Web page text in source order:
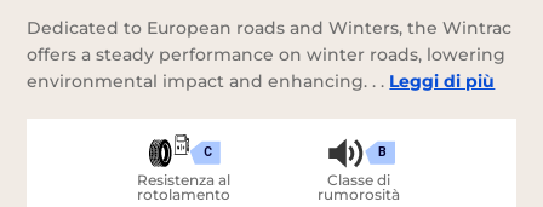
Dedicated to European roads and Winters, the Wintrac
offers a steady performance on winter roads, lowering
environmental impact and enhancing. . . Leggi di più
C
Resistenza al
rotolamento
B
Classe di
rumorosità